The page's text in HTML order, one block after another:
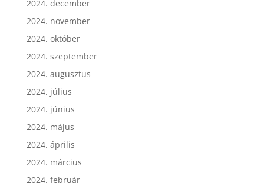
2024. december
2024. november
2024. október
2024. szeptember
2024. augusztus
2024. július
2024. június
2024. május
2024. április
2024. március
2024. február